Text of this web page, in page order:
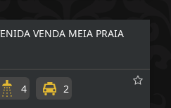
VENDA MEIA PRAIA